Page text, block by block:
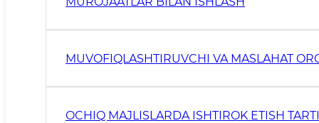
MUVOFIQLASHTIRUVCHI VA MASLAHAT
OCHIQ MAJLISLARDA ISHTIROK ETISH